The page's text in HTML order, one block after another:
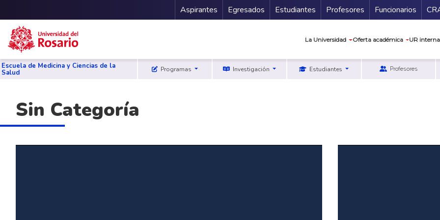
Pasar al contenido principal
Menu Secundario
Aspirantes Egresados Estudiantes Profesores Funcionarios
La Universidad Oferta académica UR
Escuela de Medicina y Ciencias de la
Salud Programas Investigación Estudiantes Profesores
Sin Categoría